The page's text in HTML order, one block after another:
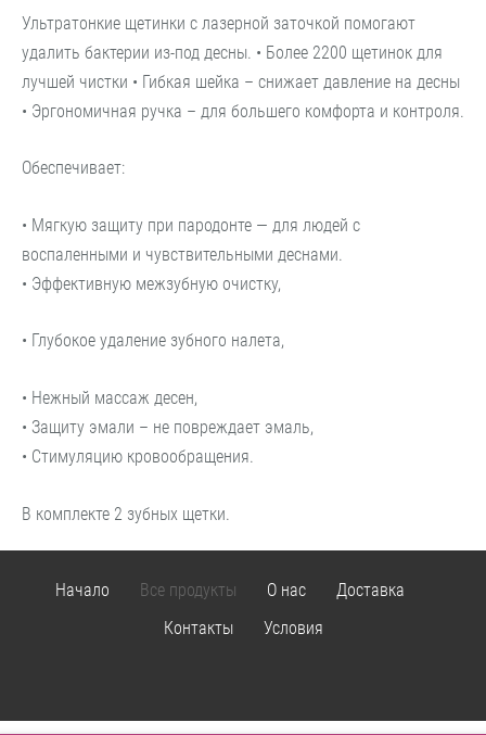
Ультратонкие щетинки с лазерной заточкой помогают
удалить бактерии из-под десны. • Более 2200 щетинок для
лучшей чистки • Гибкая шейка – снижает давление на десны
• Эргономичная ручка – для большего комфорта и контроля.
Обеспечивает:
• Мягкую защиту при пародонте — для людей с
воспаленными и чувствительными деснами.
• Эффективную межзубную очистку,
• Глубокое удаление зубного налета,
• Нежный массаж десен,
• Защиту эмали – не повреждает эмаль,
• Стимуляцию кровообращения.
В комплекте 2 зубных щетки.
Начало Все продукты О нас
Доставка
Контакты
Условия